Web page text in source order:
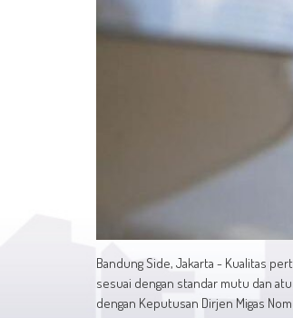
Bandung Side, Jakarta - Kualitas
sesuai dengan standar mutu dan
dengan Keputusan Dirjen Migas